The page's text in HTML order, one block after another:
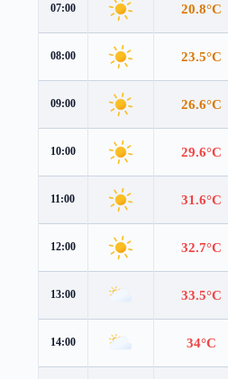
07:00 20.8°C
08:00 23.5°C
09:00 26.6°C
10:00 29.6°C
11:00 31.6°C
12:00 32.7°C
13:00 33.5°C
14:00 34°C